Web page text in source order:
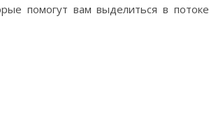
помогут вам выделиться в потоке